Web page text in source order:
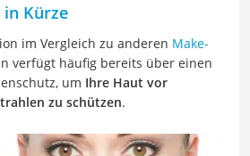
in Kürze
im Vergleich zu anderen Make-
verfügt häufig bereits über einen
um Ihre Haut vor
zu schützen.